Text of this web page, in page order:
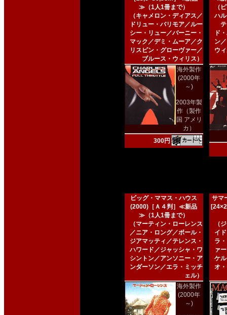
≫（1人1冊まで）
（キャメロン・ディアス／
ドリュー・バリモア／ルー
シー・リュー／バーニー・
マック／デミ・ムーア／ク
リスピン・グローヴァー／
ブルース・ウィリス）
海外製作
(2000年
～)
2003年製
作（製作
国 アメリ
カ）
300円
（
ハ
ド
ン
ウ
ビッグ・ママス・ハウス
(2000)［Ａ４判］≪新品
≫（1人1冊まで）
（マーティン・ローレンス
／ニア・ロング／ポール・
ジアマッティ／テレンス・
ハワード／ジャッシャ・ワ
シントン／アンソニー・ア
ンダーソン／エラ・ミッチ
ェル）
海外製作
(2000年
～)
サマ
（
イ
ラ
ァ
ケ
オ